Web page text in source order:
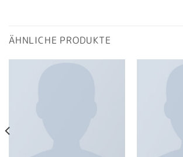
ÄHNLICHE PRODUKTE